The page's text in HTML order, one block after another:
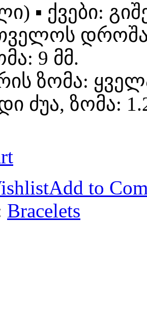
▪ ქვები:
9 მმ.
ზომა:
ძუა, ზომა:
Add to
Bracelets